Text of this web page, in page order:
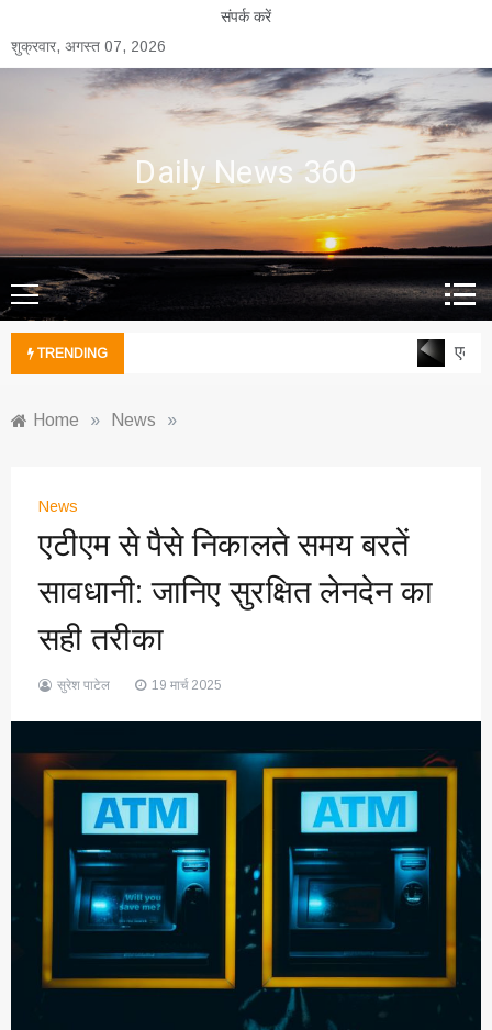
to
content
संपर्क करें
शुक्रवार, अगस्त 07, 2026
Daily News 360
TRENDING
Home » News »
News
एटीएम से पैसे निकालते समय बरतें
सावधानी: जानिए सुरक्षित लेनदेन का
सही तरीका
सुरेश पाटेल 19 मार्च 2025